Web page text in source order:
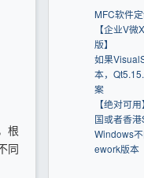
根
同
MFC软件
【企业V
版】
如果
本，
案
【绝对可
国或者香
Windows
ework版本